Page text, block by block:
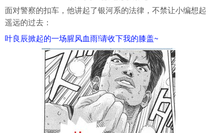
面对警察的扣车，他讲起了银河系的法律，不禁让小编想起
遥远的过去：
叶良辰掀起的一场腥风血雨!请收下我的膝盖~